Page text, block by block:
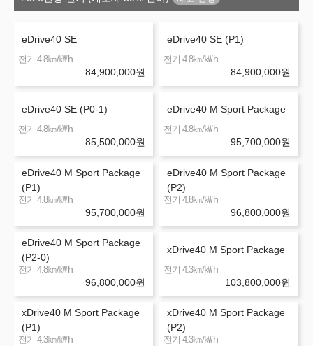
eDrive40 SE
전기 4.8㎞/㎾h
84,900,000원
eDrive40 SE (P1)
전기 4.8㎞/㎾h
84,900,000원
eDrive40 SE (P0-1)
전기 4.8㎞/㎾h
85,500,000원
eDrive40 M Sport Package
전기 4.8㎞/㎾h
95,700,000원
eDrive40 M Sport Package
(P1)
전기 4.8㎞/㎾h
95,700,000원
eDrive40 M Sport Package
(P2)
전기 4.8㎞/㎾h
96,800,000원
eDrive40 M Sport Package
(P2-0)
전기 4.8㎞/㎾h
96,800,000원
xDrive40 M Sport Package
전기 4.3㎞/㎾h
103,800,000원
xDrive40 M Sport Package
(P1)
전기 4.3㎞/㎾h
xDrive40 M Sport Package
(P2)
전기 4.3㎞/㎾h